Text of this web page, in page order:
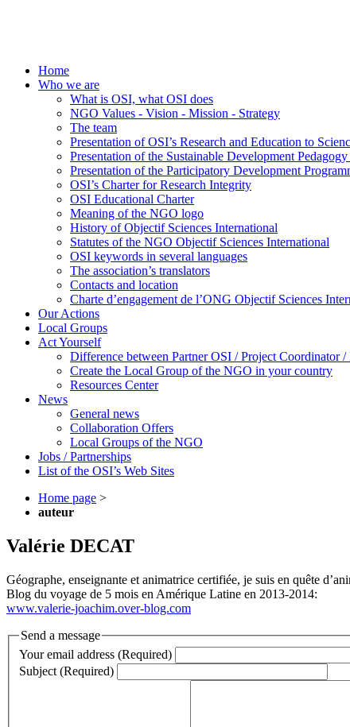
Home
Who we are
What is OSI, what OSI does
NGO Values - Vision - Mission - Strategy
The team
Presentation of OSI’s Research and Education to
Presentation of the Sustainable Development
Presentation of the Participatory Development
OSI’s Charter for Research Integrity
OSI Educational Charter
Meaning of the NGO logo
History of Objectif Sciences International
Statutes of the NGO Objectif Sciences International
OSI keywords in several languages
The association’s translators
Contacts and location
Charte d’engagement de l’ONG Objectif Sciences
Our Actions
Local Groups
Act Yourself
Difference between Partner OSI / Project Coordinator /
Create the Local Group of the NGO in your country
Resources Center
News
General news
Collaboration Offers
Local Groups of the NGO
Jobs / Partnerships
List of the OSI’s Web Sites
Home page >
auteur
Valérie DECAT
Géographe, enseignante et animatrice certifiée, je suis en quête
Blog du voyage de 5 mois en Amérique Latine en 2013-2014:
www.valerie-joachim.over-blog.com
Send a message
Your email address (Required)
Subject (Required)